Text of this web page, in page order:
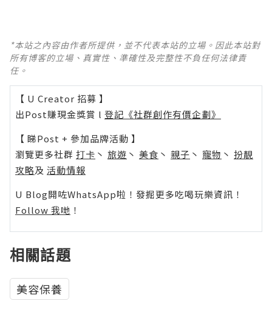
*本站之內容由作者所提供，並不代表本站的立場。因此本站對
所有博客的立場、真實性、準確性及完整性不負任何法律責
任。
【 U Creator 招募 】
出Post賺現金獎賞 l 登記《社群創作有價企劃》
【 睇Post + 參加品牌活動 】
瀏覽更多社群 打卡 丶 旅遊 丶 美食 丶 親子 丶 寵物 丶 扮靚
攻略及 活動情報
U Blog開咗WhatsApp啦！發掘更多吃喝玩樂資訊！
Follow 我哋 ！
相關話題
美容保養